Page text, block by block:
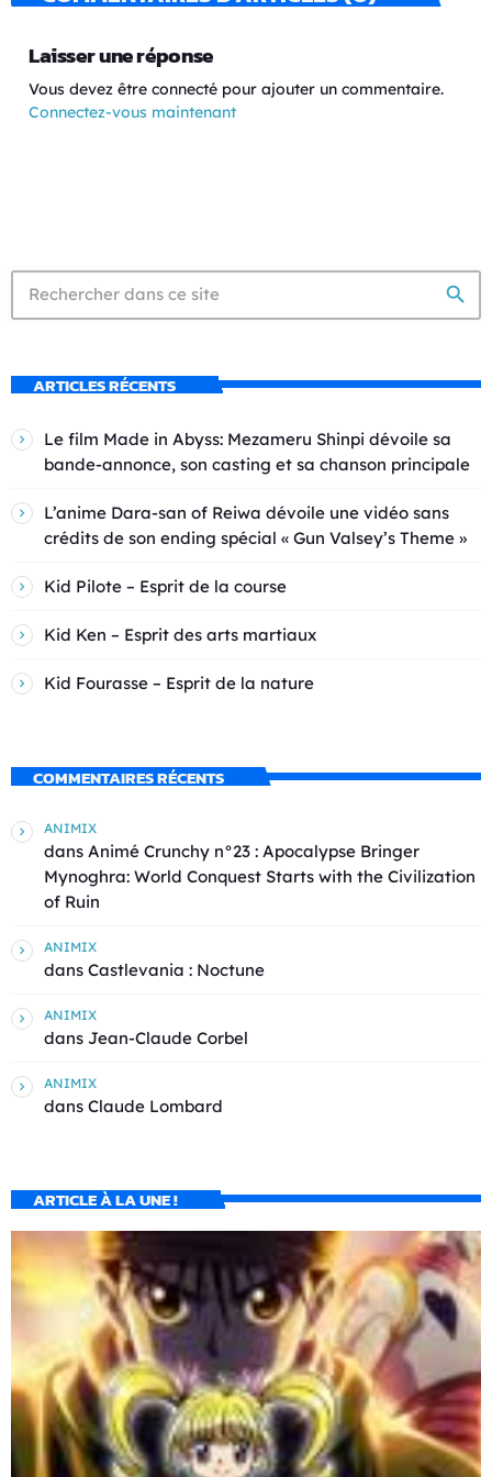
Laisser une réponse
Vous devez être connecté pour ajouter un commentaire.
Connectez-vous maintenant
search
ARTICLES RÉCENTS
Le film Made in Abyss: Mezameru Shinpi dévoile sa
bande-annonce, son casting et sa chanson principale
L’anime Dara-san of Reiwa dévoile une vidéo sans
crédits de son ending spécial « Gun Valsey’s Theme »
Kid Pilote – Esprit de la course
Kid Ken – Esprit des arts martiaux
Kid Fourasse – Esprit de la nature
COMMENTAIRES RÉCENTS
ANIMIX
dans Animé Crunchy n°23 : Apocalypse Bringer
Mynoghra: World Conquest Starts with the Civilization
of Ruin
ANIMIX
dans Castlevania : Noctune
ANIMIX
dans Jean-Claude Corbel
ANIMIX
dans Claude Lombard
ARTICLE À LA UNE !